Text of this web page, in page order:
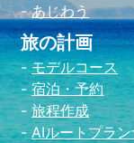
あじわう
旅の計画
モデルコース
宿泊・予約
旅程作成
AIルートプラ